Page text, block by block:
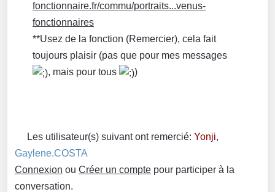
fonctionnaire.fr/commu/portraits...venus-
fonctionnaires
**Usez de la fonction (Remercier), cela fait
toujours plaisir (pas que pour mes messages
, mais pour tous
)
Les utilisateur(s) suivant ont remercié: Yonji,
Gaylene.COSTA
Connexion ou Créer un compte pour participer à la
conversation.